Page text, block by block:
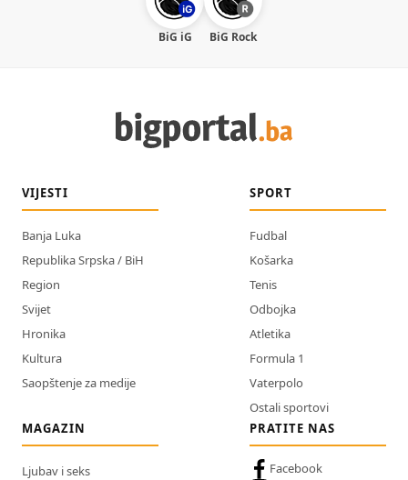
BiG iG BiG Rock
VIJESTI
Banja Luka
Republika Srpska / BiH
Region
Svijet
Hronika
Kultura
Saopštenje za medije
SPORT
Fudbal
Košarka
Tenis
Odbojka
Atletika
Formula 1
Vaterpolo
Ostali sportovi
MAGAZIN
Ljubav i seks
PRATITE NAS
Facebook